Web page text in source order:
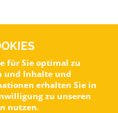
von Aluminium e.V.
für Sie optimal zu
und Inhalte und
erhalten Sie in
zu unseren
nutzen.